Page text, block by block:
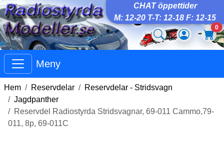
CHAT öppettider
M: 12-20 T-T: 12-18 F: 12-15
0
Meny
Hem Reservdelar
Reservdelar - Stridsvagn
Jagdpanther
Reservdel Radiostyrda Stridsvagnar, 69-011 Cammo,79-
011, 8p, 69-011C